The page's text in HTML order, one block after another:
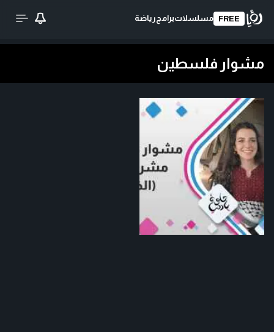
FREE مسلسلاتبرامج رياضة
مشوار فلسطين